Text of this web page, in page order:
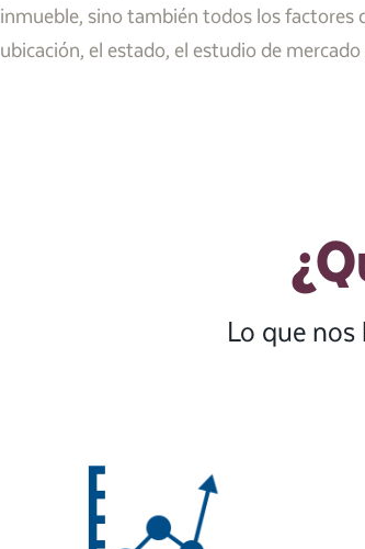
inmueble, sino también todos los factores
ubicación, el estado, el estudio de
Lo que